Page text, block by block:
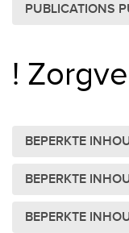
PUBLICATIONS
!
BEPERKTE
BEPERKTE
BEPERKTE